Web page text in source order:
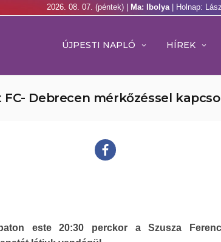
2026. 08. 07. (péntek) | Ma: Ibolya | Holnap:
ÚJPESTI NAPLÓ HÍREK
Debrecen mérkőzéssel
este 20:30 perckor a Szusza Ferenc